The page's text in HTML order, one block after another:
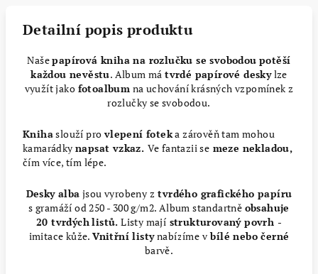
Detailní popis produktu
Našepapírová kniha na rozlučku se svobodou potěší
každou nevěstu. Album mátvrdé papírové deskylze
využít jako fotoalbum na uchování krásných vzpomínek z
rozlučky se svobodou.
Knihaslouží provlepení foteka zárověň tam mohou
kamarádkynapsat vzkaz. Ve fantazii se meze nekladou,
čím více, tím lépe.
Desky alba jsou vyrobeny z tvrdého grafického papíru
s gramáží od 250 - 300 g/m2. Album standartně obsahuje
20 tvrdýchlistů. Listy mají strukturovaný povrh -
imitace kůže.Vnitřní listynabízíme vbílé nebo černé
barvě.